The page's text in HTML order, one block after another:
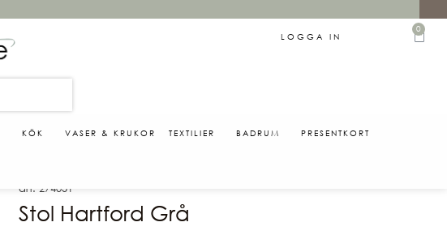
LOGGA IN
0
KÖK VASER & KRUKOR TEXTILIER BADRUM PRESENTKORT
art. 274051
Stol Hartford Grå